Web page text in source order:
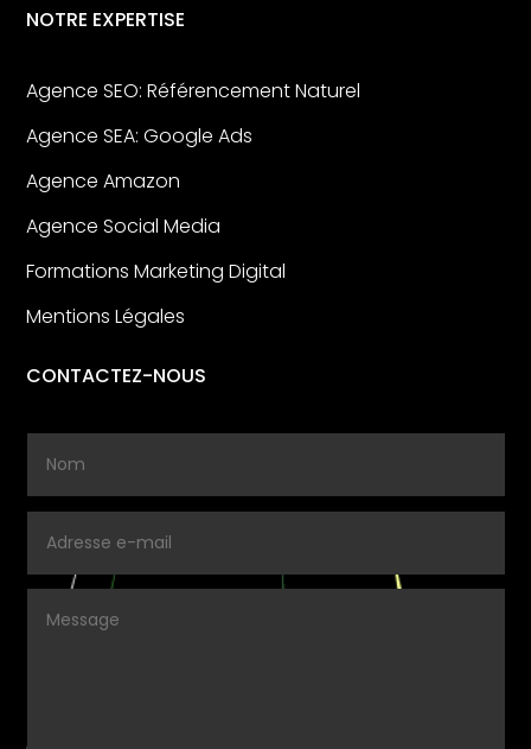
NOTRE EXPERTISE
Agence SEO: Référencement Naturel
Agence SEA: Google Ads
Agence Amazon
Agence Social Media
Formations Marketing Digital
Mentions Légales
CONTACTEZ-NOUS